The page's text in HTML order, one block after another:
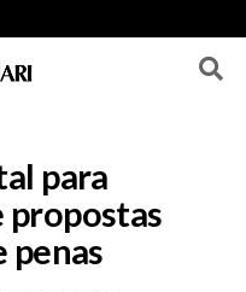
para
propostas
penas